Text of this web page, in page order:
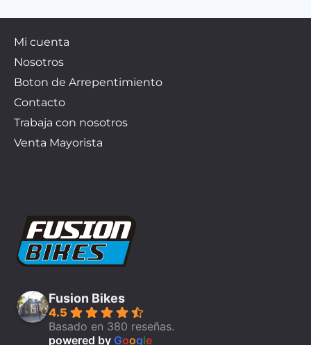
Mi cuenta
Nosotros
Boton de Arrepentimiento
Contacto
Trabaja con nosotros
Venta Mayorista
Fusion Bikes
4.5
Basado en 380 reseñas.
powered by Google